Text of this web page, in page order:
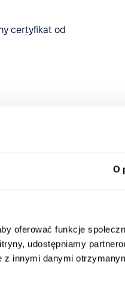
O
oferować funkcje
udostępniamy
innymi danymi
certyfikat od
— w
stanie się
zgodnie